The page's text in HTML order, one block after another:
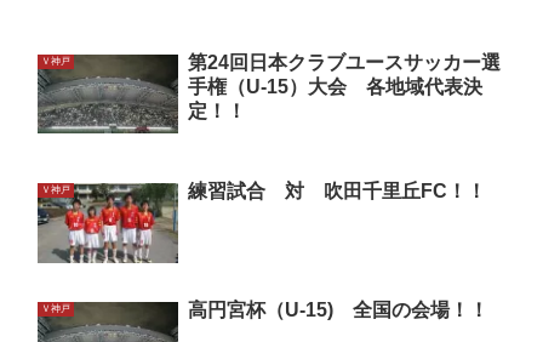
Ｖ神戸
第24回日本クラブユースサッカー選
手権（U-15）大会 各地域代表決
定！！
Ｖ神戸 練習試合 対 吹田千里丘FC！！
Ｖ神戸 高円宮杯（U-15) 全国の会場！！